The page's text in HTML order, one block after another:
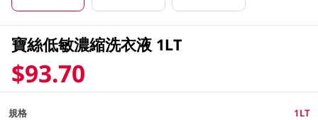
寶絲低敏濃縮洗衣液 1LT
$93.70
規格 1LT